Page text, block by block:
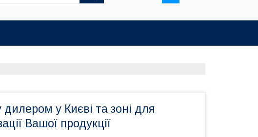
дилером у Києві та зоні для
Вашої продукції